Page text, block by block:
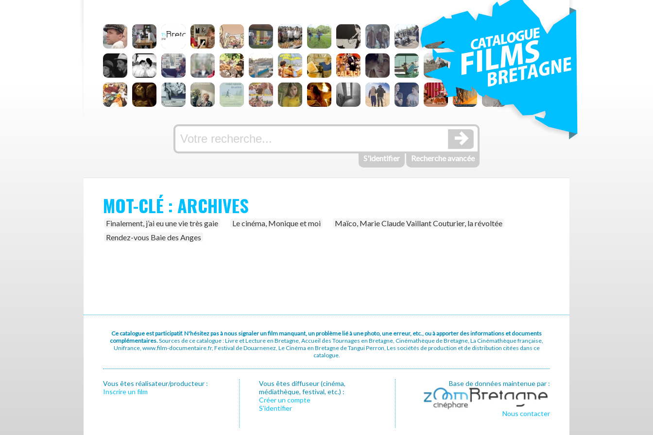
S'identifier Recherche avancée
MOT-CLÉ : ARCHIVES
Finalement, j’ai eu une vie très gaie Le cinéma, Monique et moi
Maïco, Marie Claude Vaillant Couturier, la révoltée
Rendez-vous Baie des Anges
Ce catalogue est participatif. N'hésitez pas à nous signaler un film manquant, un problème lié à une photo, une erreur, etc., ou à apporter des informations et documents
complémentaires.Sources de ce catalogue : Livre et Lecture en Bretagne, Accueil des Tournages en Bretagne, Cinémathèque de Bretagne, La Cinémathèque française,
Unifrance, www.film-documentaire.fr, Festival de Douarnenez, Le Cinéma en Bretagne de Tangui Perron, Les sociétés de production et de distribution citées dans ce
catalogue.
Vous êtes réalisateur/producteur :
Inscrire un film
Vous êtes diffuseur (cinéma,
médiathèque, festival, etc.) :
Créer un compte
S’identifier
Base de données maintenue par :
Nous contacter